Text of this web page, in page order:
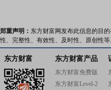
郑重声明： 东方财富网发布此信息的目
性、完整性、有效性、及时性、原创性
东方财富 东方财富产品
东方财富免费版
东方财富Level-2